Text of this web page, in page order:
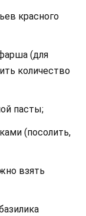
красного
(для
количество
пасты;
(посолить,
взять